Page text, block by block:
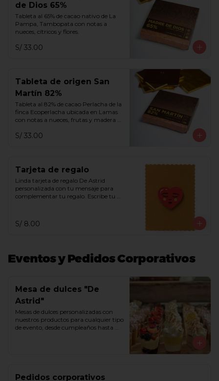
de Dios 65%
Tableta al 65% de cacao nativo de La
Pampa, Tambopata con notas a
nueces, cítricos y flores.
S/ 33.00
Tableta de origen San
Martín 82%
Tableta al 82% de cacao Perlacha de la
finca Ecoperlacha ubicada en Lamas
con notas a nueces, frutas y madera
S/ 33.00
Tarjeta de regalo
Linda tarjeta de regalo De Astrid
personalizada con tu mensaje para
complementar tu regalo. Escribe tu
S/ 8.00
Eventos y Pedidos Corporativos
Mesa de dulces "De
Astrid"
Mesas de dulces personalizadas con
nuestros productos para cualquier tipo
de evento, desde cumpleaños hasta
Comunícate con nosotros a través del
Pedidos corporativos